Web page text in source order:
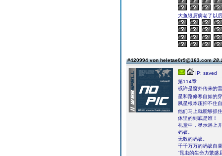
大鱼银屑病老了以
#420994 von heletae0r9@163.com
IP: saved
第114章
或许是窗外传来的
星和路修寒自如的
夙星根本压抑不住
他们马上就能够抓
体里的到底是谁！
礼堂中，显示屏上
蚂蚁。
无数的蚂蚁。
千千万万的蚂蚁自
“昆虫的生命力繁盛